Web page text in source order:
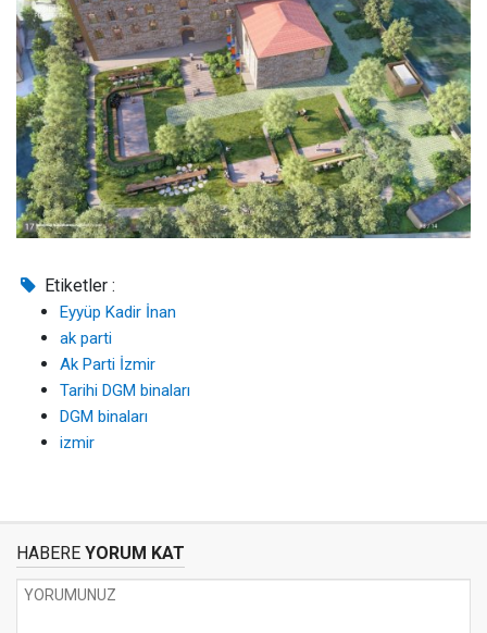
Etiketler :
Eyyüp Kadir İnan
ak parti
Ak Parti İzmir
Tarihi DGM binaları
DGM binaları
izmir
HABERE YORUM KAT